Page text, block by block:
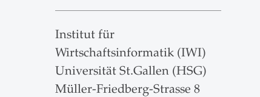
Institut für
Wirtschaftsinformatik (IWI)
Universität St.Gallen (HSG)
Müller-Friedberg-Strasse 8